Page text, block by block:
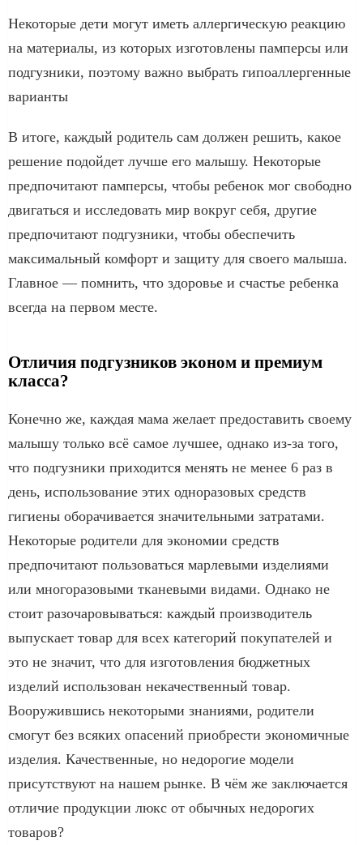
Некоторые дети могут иметь аллергическую реакцию
на материалы, из которых изготовлены памперсы или
подгузники, поэтому важно выбрать гипоаллергенные
варианты
В итоге, каждый родитель сам должен решить, какое
решение подойдет лучше его малышу. Некоторые
предпочитают памперсы, чтобы ребенок мог свободно
двигаться и исследовать мир вокруг себя, другие
предпочитают подгузники, чтобы обеспечить
максимальный комфорт и защиту для своего малыша.
Главное — помнить, что здоровье и счастье ребенка
всегда на первом месте.
Отличия подгузников эконом и премиум
класса?
Конечно же, каждая мама желает предоставить своему
малышу только всё самое лучшее, однако из-за того,
что подгузники приходится менять не менее 6 раз в
день, использование этих одноразовых средств
гигиены оборачивается значительными затратами.
Некоторые родители для экономии средств
предпочитают пользоваться марлевыми изделиями
или многоразовыми тканевыми видами. Однако не
стоит разочаровываться: каждый производитель
выпускает товар для всех категорий покупателей и
это не значит, что для изготовления бюджетных
изделий использован некачественный товар.
Вооружившись некоторыми знаниями, родители
смогут без всяких опасений приобрести экономичные
изделия. Качественные, но недорогие модели
присутствуют на нашем рынке. В чём же заключается
отличие продукции люкс от обычных недорогих
товаров?